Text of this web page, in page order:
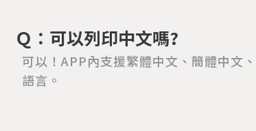
Ｑ：可以列印中文嗎?
可以！APP內支援繁體中文、簡體中文
語言。